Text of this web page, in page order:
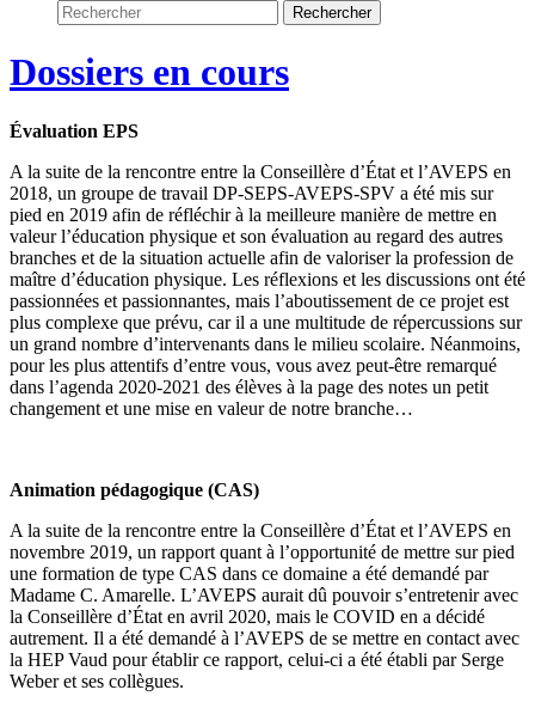
Dossiers en cours
Évaluation EPS
A la suite de la rencontre entre la Conseillère d’État et l’AVEPS en
2018, un groupe de travail DP-SEPS-AVEPS-SPV a été mis sur
pied en 2019 afin de réfléchir à la meilleure manière de mettre en
valeur l’éducation physique et son évaluation au regard des autres
branches et de la situation actuelle afin de valoriser la profession de
maître d’éducation physique. Les réflexions et les discussions ont été
passionnées et passionnantes, mais l’aboutissement de ce projet est
plus complexe que prévu, car il a une multitude de répercussions sur
un grand nombre d’intervenants dans le milieu scolaire. Néanmoins,
pour les plus attentifs d’entre vous, vous avez peut-être remarqué
dans l’agenda 2020-2021 des élèves à la page des notes un petit
changement et une mise en valeur de notre branche…
Animation pédagogique (CAS)
A la suite de la rencontre entre la Conseillère d’État et l’AVEPS en
novembre 2019, un rapport quant à l’opportunité de mettre sur pied
une formation de type CAS dans ce domaine a été demandé par
Madame C. Amarelle. L’AVEPS aurait dû pouvoir s’entretenir avec
la Conseillère d’État en avril 2020, mais le COVID en a décidé
autrement. Il a été demandé à l’AVEPS de se mettre en contact avec
la HEP Vaud pour établir ce rapport, celui-ci a été établi par Serge
Weber et ses collègues.